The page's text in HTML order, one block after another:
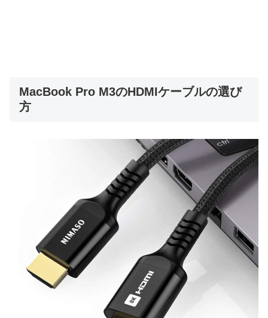
MacBook Pro M3のHDMIケーブルの選び
方